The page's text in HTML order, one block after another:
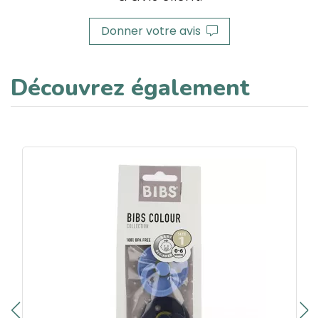
Donner votre avis
Découvrez également